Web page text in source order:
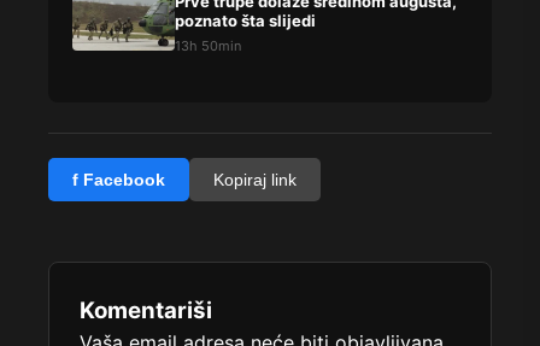
poznato šta slijedi
13h 50min
f Facebook Kopiraj link
Komentariši